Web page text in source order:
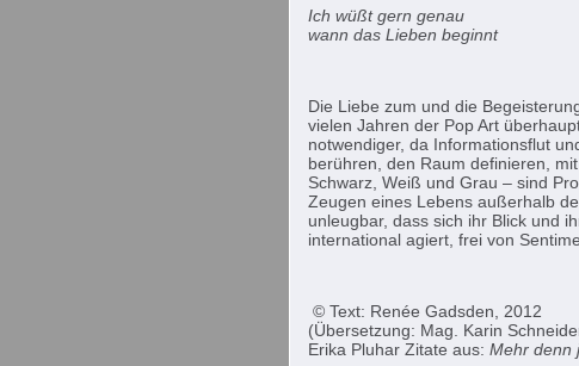
Ich wüßt gern genau
wann das Lieben beginnt
Die Liebe zum und die
vielen Jahren der Pop Art
notwendiger, da Informationsflut
berühren, den Raum definieren,
Schwarz, Weiß und Grau – sind
Zeugen eines Lebens außerhalb
unleugbar, dass sich ihr Blick und
international agiert, frei von
© Text: Renée Gadsden, 2012
(Übersetzung: Mag. Karin
Erika Pluhar Zitate aus: Mehr denn